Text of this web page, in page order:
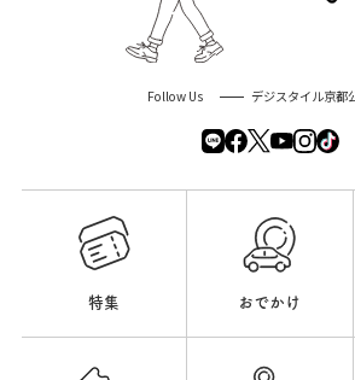
Follow Us デジスタイル京都
特集 おでかけ